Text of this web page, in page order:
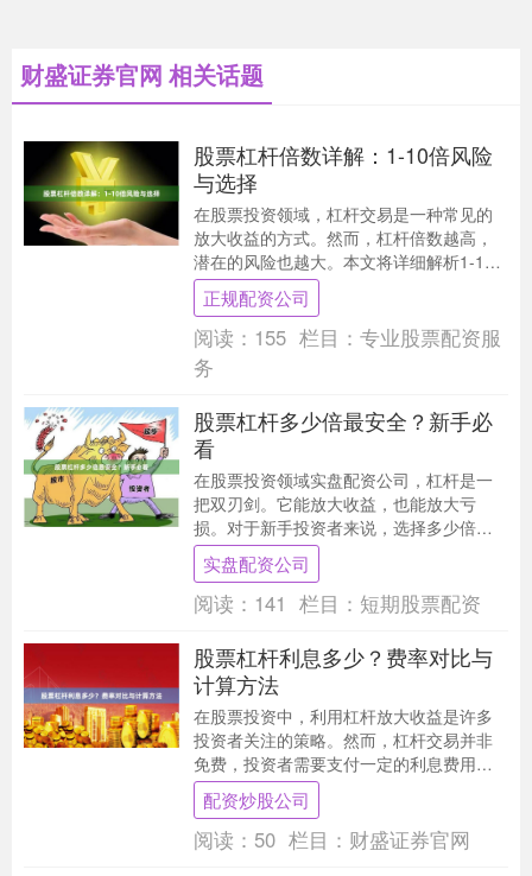
财盛证券官网 相关话题
股票杠杆倍数详解：1-10倍风险
与选择
在股票投资领域，杠杆交易是一种常见的
放大收益的方式。然而，杠杆倍数越高，
潜在的风险也越大。本文将详细解析1-10
倍杠杆的特点、风险及适用场景，帮助投
资者做出更明....
正规配资公司
阅读： 155 栏目： 专业股票配资服
务
股票杠杆多少倍最安全？新手必
看
在股票投资领域实盘配资公司，杠杆是一
把双刃剑。它能放大收益，也能放大亏
损。对于新手投资者来说，选择多少倍的
杠杆最安全，是一个必须认真思考的问
题。 ## 什么是股....
实盘配资公司
阅读： 141 栏目： 短期股票配资
股票杠杆利息多少？费率对比与
计算方法
在股票投资中，利用杠杆放大收益是许多
投资者关注的策略。然而，杠杆交易并非
免费，投资者需要支付一定的利息费用。
本文将详细解析股票杠杆利息的计算方
法、不同渠道的费率....
配资炒股公司
阅读： 50 栏目： 财盛证券官网